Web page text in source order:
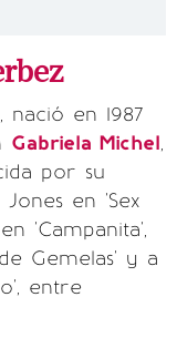
en 1987
Gabriela Michel,
por su
en 'Sex
'Campanita',
Gemelas' y a
entre